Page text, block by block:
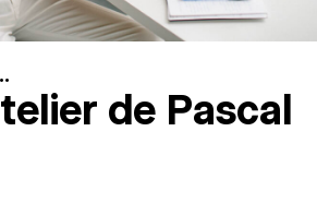
de Pascal